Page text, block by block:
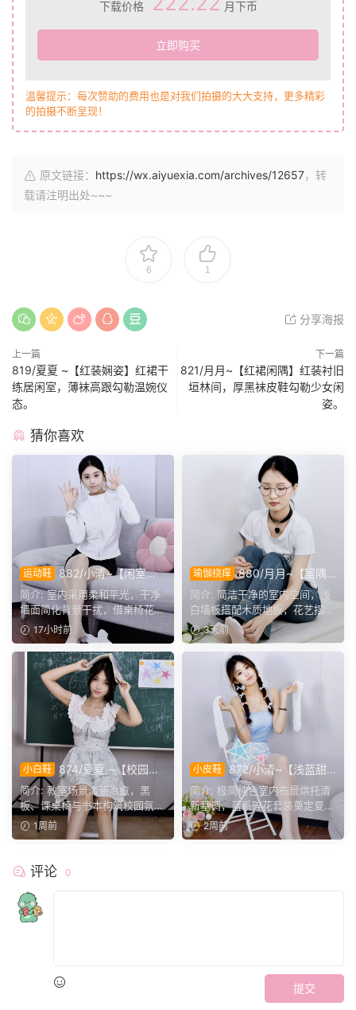
下载价格 月下币
立即购买
温馨提示：每次赞助的费用也是对我们拍摄的大大支持，更多精彩
的拍摄不断呈现！
原文链接： https://wx.aiyuexia.com/archives/12657，转
载请注明出处~~~
6 1
分享海报
上一篇
819/夏夏 ~【红装娴姿】红裙干
练居闲室，薄袜高跟勾勒温婉仪
态。
下一篇
821/月月~【红裙闲隅】红装衬旧
垣林间，厚黑袜皮鞋勾勒少女闲
姿。
猜你喜欢
运动鞋
882/小清~【闲室倩
影】素室柔光映穿搭，多样姿
态演绎清爽休闲格调。
简介: 室内采用柔和平光，干净
墙面简化背景干扰，借桌椅花艺
丰富画面层次。兼顾全...
17小时前
瑜伽挠痒 880/月月~【室隅
姿影】雅室定格多样姿态，记
录鞋袜与肢体的百态呈现。
简介: 简洁干净的室内空间，浅
白墙板搭配木质地板，花艺摆件
点缀场景。月月身着白...
3天前
小白鞋
874/夏夏 ~【校园浅
夏】碎花裙邂逅教室，灵动足
间，留住夏日少女元气瞬间。
简介: 教室场景清新治愈，黑
板、课桌椅与书本构筑校园氛
围。夏夏身着蓝白碎花吊带...
1周前
小皮鞋 872/小清~【浅蓝甜
序】蓝调清新穿搭，交替变换
鞋袜，演绎灵动少女日常。
简介: 极简纯色室内布景烘托清
新基调，蓝系碎花套装奠定夏日
甜妹风格。镜头聚焦银...
2周前
评论 0
提交